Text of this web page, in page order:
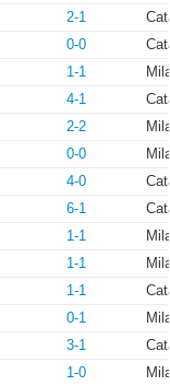
2-1
0-0
1-1
4-1
2-2
0-0
4-0
6-1
1-1
1-1
1-1
0-1
3-1
1-0